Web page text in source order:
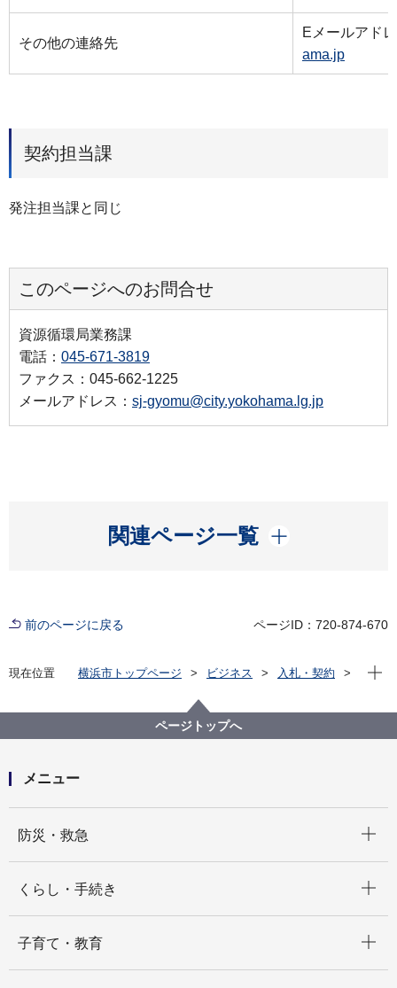
その他の連絡先
Eメールアド
ama.jp
契約担当課
発注担当課と同じ
このページへのお問合せ
資源循環局業務課
電話： 045-671-3819
ファクス：045-662-1225
メールアドレス： sj-gyomu@city.yokohama.lg.jp
関連ページ一覧
開く
前のページに戻る ページID：720-874-670
現在位置 横浜市トップページ ビジネス
入札・契約
【入札結果掲載】スプレー缶選別等業務委託【西部ブ
ロック】
現在
ページトップへ
メニュー
防災・救急
くらし・手続き
子育て・教育